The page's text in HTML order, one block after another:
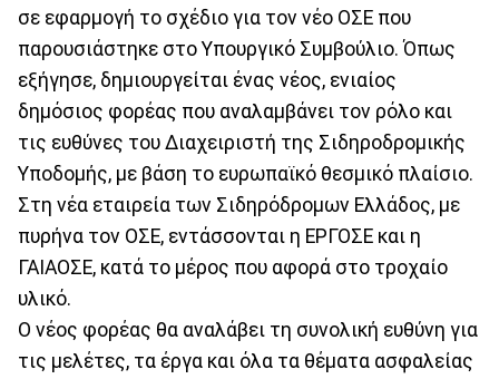
σε εφαρμογή το σχέδιο για τον νέο ΟΣΕ που
παρουσιάστηκε στο Υπουργικό Συμβούλιο. Όπως
εξήγησε, δημιουργείται ένας νέος, ενιαίος
δημόσιος φορέας που αναλαμβάνει τον ρόλο και
τις ευθύνες του Διαχειριστή της Σιδηροδρομικής
Υποδομής, με βάση το ευρωπαϊκό θεσμικό πλαίσιο.
Στη νέα εταιρεία των Σιδηρόδρομων Ελλάδος, με
πυρήνα τον ΟΣΕ, εντάσσονται η ΕΡΓΟΣΕ και η
ΓΑΙΑΟΣΕ, κατά το μέρος που αφορά στο τροχαίο
υλικό.
Ο νέος φορέας θα αναλάβει τη συνολική ευθύνη για
τις μελέτες, τα έργα και όλα τα θέματα ασφαλείας